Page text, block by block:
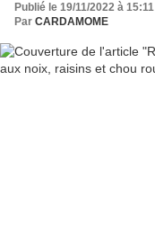
Publié le 19/11/2022 à 15:11
Par CARDAMOME